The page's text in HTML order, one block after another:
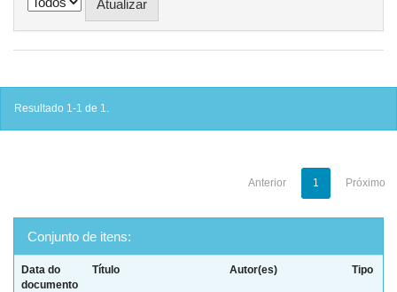
Resultado 1-1 de 1.
Anterior 1 Próximo
Conjunto de itens:
Data do
documento
Título Autor(es) Tipo